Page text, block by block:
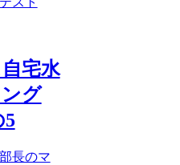
宅水
グ
5
長のマ